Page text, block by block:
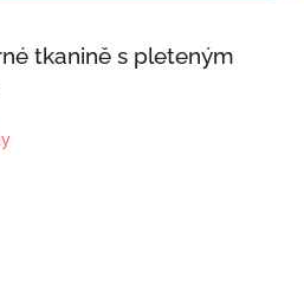
tkanině s pleteným